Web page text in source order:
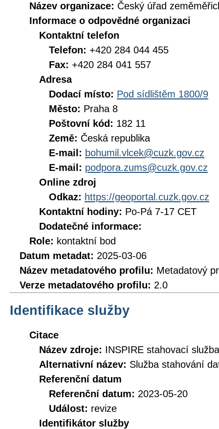
Název organizace: Český úřad
Informace o odpovědné organizaci
Kontaktní telefon
Telefon: +420 284 044 455
Fax: +420 284 041 557
Adresa
Dodací místo: Pod sídlištěm 1800/9
Město: Praha 8
Poštovní kód: 182 11
Země: Česká republika
E-mail: bohumil.vlcek@cuzk.gov.cz
E-mail: podpora.zums@cuzk.gov.cz
Online zdroj
Odkaz: https://geoportal.cuzk.gov.cz
Kontaktní hodiny: Po-Pá 7-17 CET
Dodatečné informace:
Role: kontaktní bod
Datum metadat: 2025-03-06
Název metadatového profilu: Metadatový
Verze metadatového profilu: 2.0
Identifikace služby
Citace
Název zdroje: INSPIRE stahovací
Alternativní název: Služba stahování
Referenční datum
Referenční datum: 2023-05-20
Událost: revize
Identifikátor služby